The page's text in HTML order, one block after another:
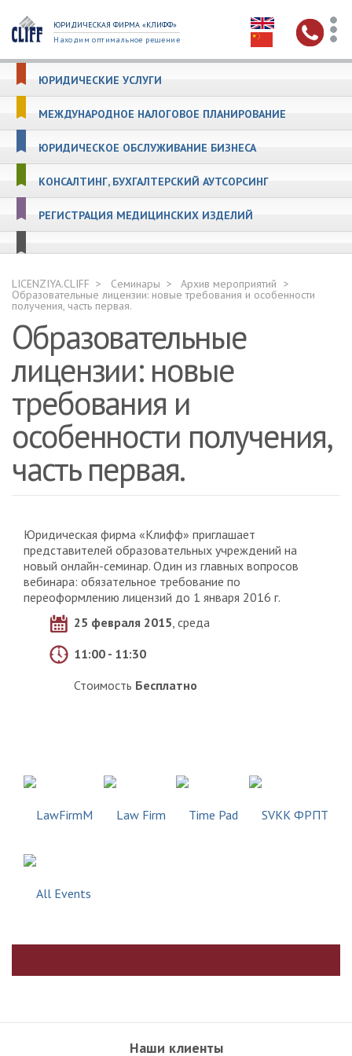
ЮРИДИЧЕСКАЯ ФИРМА «КЛИФФ»
Находим оптимальное решение
ЮРИДИЧЕСКИЕ УСЛУГИ
МЕЖДУНАРОДНОЕ НАЛОГОВОЕ ПЛАНИРОВАНИЕ
ЮРИДИЧЕСКОЕ ОБСЛУЖИВАНИЕ БИЗНЕСА
КОНСАЛТИНГ, БУХГАЛТЕРСКИЙ АУТСОРСИНГ
РЕГИСТРАЦИЯ МЕДИЦИНСКИХ ИЗДЕЛИЙ
LICENZIYA.CLIFF Семинары Архив мероприятий
Образовательные лицензии: новые требования и особенности
получения, часть первая.
Образовательные
лицензии: новые
требования и
особенности получения,
часть первая.
Юридическая фирма «Клифф» приглашает
представителей образовательных учреждений на
новый онлайн-семинар. Один из главных вопросов
вебинара: обязательное требование по
переоформлению лицензий до 1 января 2016 г.
25 февраля 2015, среда
11:00 - 11:30
Стоимость Бесплатно
Наши клиенты